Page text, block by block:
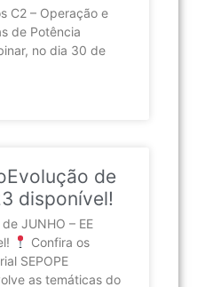
C2 – Operação e
de Potência
no dia 30 de
de
disponível!
JUNHO – EE
Confira os
SEPOPE
as temáticas do